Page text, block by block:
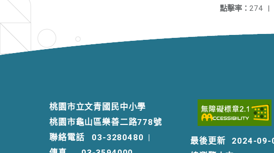
點擊率： 274 |
桃園市立文青國民中小學
桃園市龜山區樂善二路778號
聯絡電話
03-3280480 |
最後更新
2024-09-